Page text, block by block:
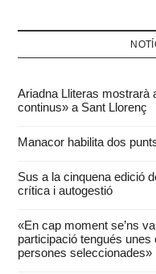
Ariadna Lliteras mostrarà
continus» a Sant Llorenç
Manacor habilita dos
Sus a la cinquena edició
crítica i autogestió
«En cap moment se’ns
participació tengués
persones seleccionades»